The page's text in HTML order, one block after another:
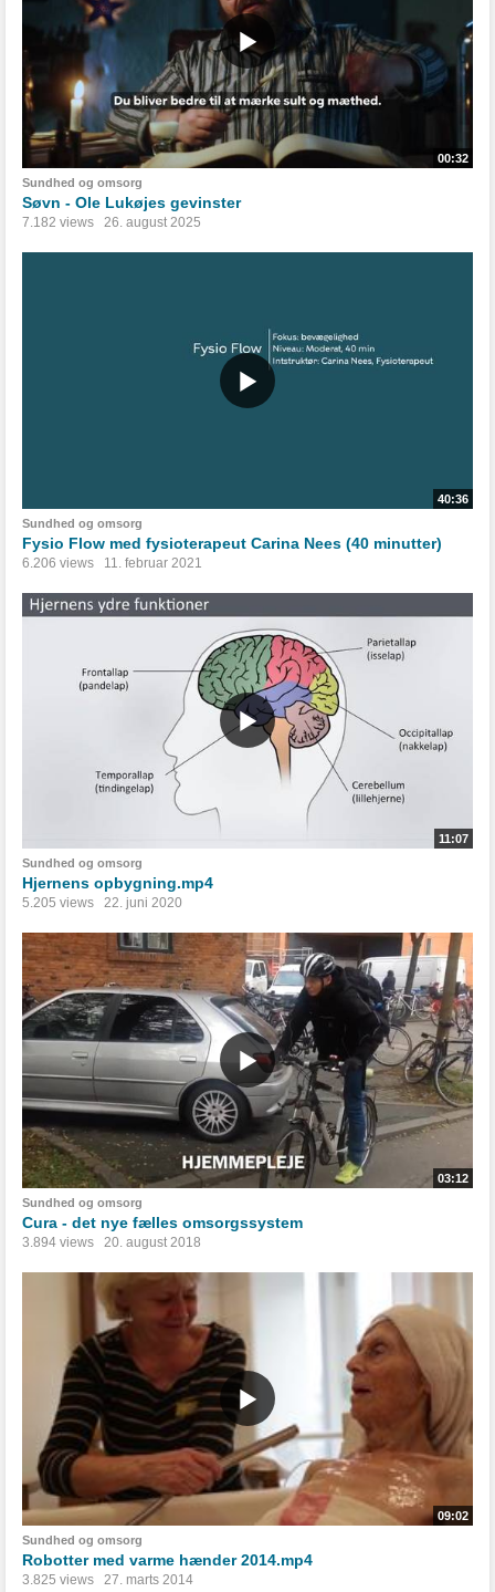
00:32
Sundhed og omsorg
Søvn - Ole Lukøjes gevinster
7.182 views 26. august 2025
40:36
Sundhed og omsorg
Fysio Flow med fysioterapeut Carina Nees (40 minutter)
6.206 views 11. februar 2021
11:07
Sundhed og omsorg
Hjernens opbygning.mp4
5.205 views 22. juni 2020
03:12
Sundhed og omsorg
Cura - det nye fælles omsorgssystem
3.894 views 20. august 2018
09:02
Sundhed og omsorg
Robotter med varme hænder 2014.mp4
3.825 views 27. marts 2014